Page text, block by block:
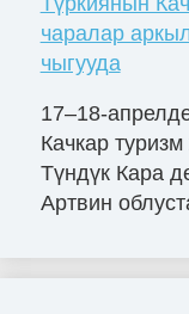
чаралар
чыгууда
17–18-
Качкар
Түндүк Кара
Артвин